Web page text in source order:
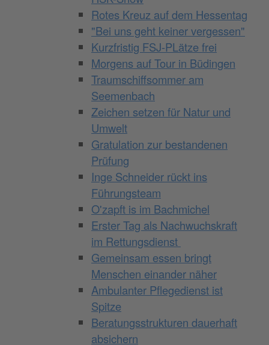
Rotes Kreuz auf dem Hessentag
"Bei uns geht keiner vergessen"
Kurzfristig FSJ-PLätze frei
Morgens auf Tour in Büdingen
Traumschiffsommer am
Seemenbach
Zeichen setzen für Natur und
Umwelt
Gratulation zur bestandenen
Prüfung
Inge Schneider rückt ins
Führungsteam
O'zapft is im Bachmichel
Erster Tag als Nachwuchskraft
im Rettungsdienst
Gemeinsam essen bringt
Menschen einander näher
Ambulanter Pflegedienst ist
Spitze
Beratungsstrukturen dauerhaft
absichern